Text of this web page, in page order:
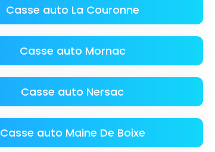
Casse auto La Couronne
Casse auto Mornac
Casse auto Nersac
Casse auto Maine De Boixe